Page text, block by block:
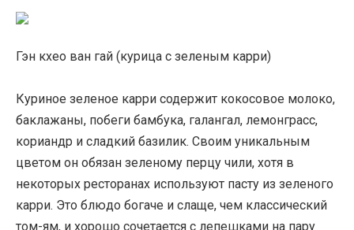
Гэн кхео ван гай (курица с зеленым карри)
Куриное зеленое карри содержит кокосовое молоко,
баклажаны, побеги бамбука, галангал, лемонграсс,
кориандр и сладкий базилик. Своим уникальным
цветом он обязан зеленому перцу чили, хотя в
некоторых ресторанах используют пасту из зеленого
карри. Это блюдо богаче и слаще, чем классический
том-ям, и хорошо сочетается с лепешками на пару